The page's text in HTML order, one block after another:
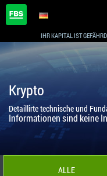
IHR KAPITAL IST
Krypto
Detaillirte technische und
Informationen sind keine
ALLE